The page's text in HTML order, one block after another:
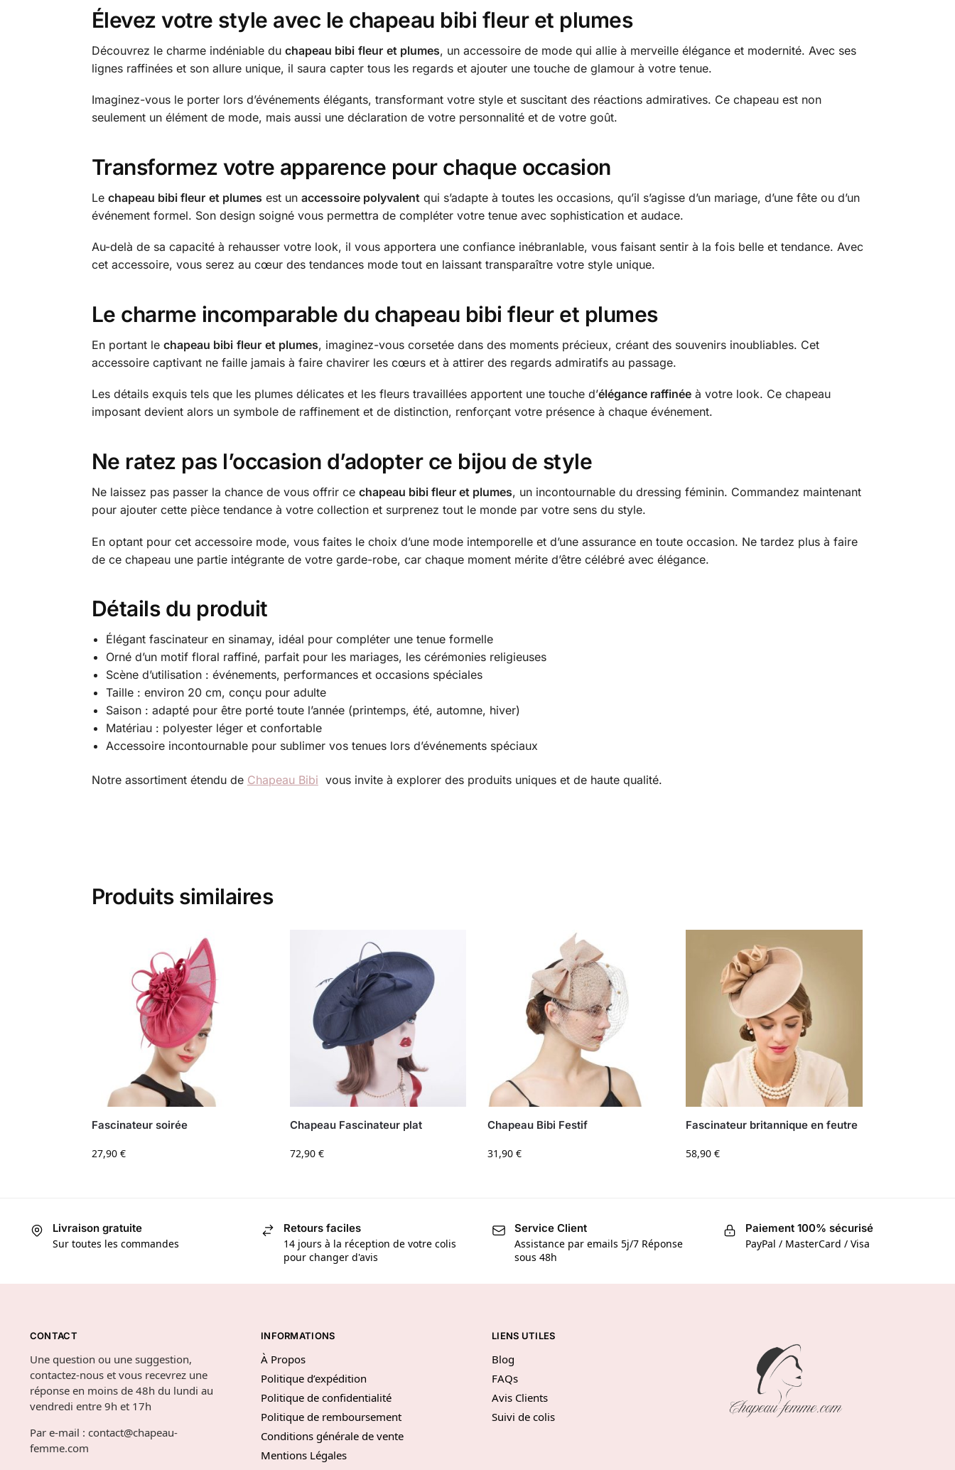
Élevez votre style avec le chapeau bibi fleur et plumes
Découvrez le charme indéniable du chapeau bibi fleur et plumes, un accessoire de mode qui allie à merveille élégance et modernité. Avec ses
lignes raffinées et son allure unique, il saura capter tous les regards et ajouter une touche de glamour à votre tenue.
Imaginez-vous le porter lors d’événements élégants, transformant votre style et suscitant des réactions admiratives. Ce chapeau est non
seulement un élément de mode, mais aussi une déclaration de votre personnalité et de votre goût.
Transformez votre apparence pour chaque occasion
Le chapeau bibi fleur et plumes est un accessoire polyvalent qui s’adapte à toutes les occasions, qu’il s’agisse d’un mariage, d’une fête ou d’un
événement formel. Son design soigné vous permettra de compléter votre tenue avec sophistication et audace.
Au-delà de sa capacité à rehausser votre look, il vous apportera une confiance inébranlable, vous faisant sentir à la fois belle et tendance. Avec
cet accessoire, vous serez au cœur des tendances mode tout en laissant transparaître votre style unique.
Le charme incomparable du chapeau bibifleur et plumes
En portant le chapeau bibi fleur et plumes, imaginez-vous corsetée dans des moments précieux, créant des souvenirs inoubliables. Cet
accessoire captivant ne faille jamais à faire chavirer les cœurs et à attirer des regards admiratifs au passage.
Les détails exquis tels que les plumes délicates et les fleurs travaillées apportent une touche d’élégance raffinéeà votre look. Ce chapeau
imposant devient alors un symbole de raffinement et de distinction, renforçant votre présence à chaque événement.
Ne ratez pas l’occasion d’adopter ce bijou de style
Ne laissez pas passer la chance de vous offrir ce chapeau bibi fleur et plumes, un incontournable du dressing féminin. Commandez maintenant
pour ajouter cette pièce tendance à votre collection et surprenez tout le monde par votre sens du style.
En optant pour cet accessoire mode, vous faites le choix d’une mode intemporelle et d’une assurance en toute occasion. Ne tardez plus à faire
de ce chapeau une partie intégrante de votre garde-robe, car chaque moment mérite d’être célébré avec élégance.
Détails du produit
Élégant fascinateur en sinamay, idéal pour compléter une tenue formelle
Orné d’un motif floral raffiné, parfait pour les mariages, les cérémonies religieuses
Scène d’utilisation : événements, performances et occasions spéciales
Taille : environ 20 cm, conçu pour adulte
Saison : adapté pour être porté toute l’année (printemps, été, automne, hiver)
Matériau : polyester léger et confortable
Accessoire incontournable pour sublimer vos tenues lors d’événements spéciaux
Notre assortiment étendu de Chapeau Bibi vous invite à explorer des produits uniques et de haute qualité.
Produits similaires
Fascinateur soirée
27,90 €
Chapeau Fascinateur plat
72,90 €
Chapeau Bibi Festif
31,90€
Fascinateur britannique en feutre
58,90€
Livraison gratuite
Sur toutes les commandes
Retours faciles
14 jours à la réception de votre colis
pour changer d'avis
Service Client
Assistance par emails 5j/7 Réponse
sous 48h
Paiement 100% sécurisé
PayPal / MasterCard / Visa
CONTACT
Une question ou une suggestion,
contactez-nous et vous recevrez une
réponse en moins de 48h du lundi au
vendredi entre 9h et 17h
Par e-mail : contact@chapeau-
femme.com
INFORMATIONS
À Propos
Politique d’expédition
Politique de confidentialité
Politique de remboursement
Conditions générale de vente
Mentions Légales
LIENS UTILES
Blog
FAQs
Avis Clients
Suivi de colis